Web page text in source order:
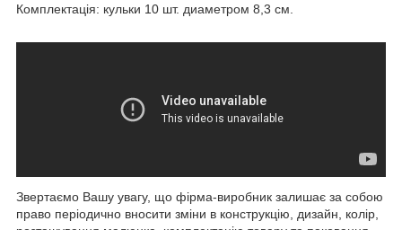
Комплектація: кульки 10 шт. диаметром 8,3 см.
Звертаємо Вашу увагу, що фірма-виробник залишає за собою
право періодично вносити зміни в конструкцію, дизайн, колір,